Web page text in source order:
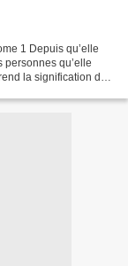
1 Depuis qu’elle
personnes qu’elle
la signification de